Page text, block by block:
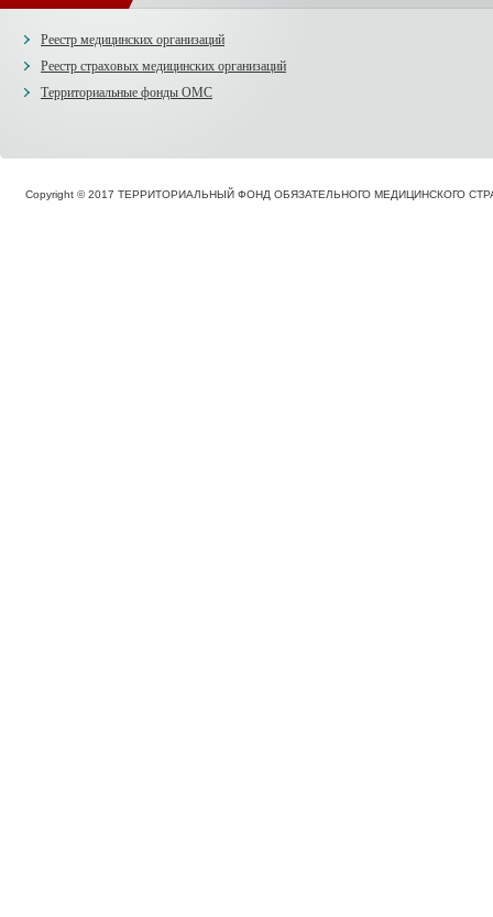
Реестр медицинских организаций
Реестр страховых медицинских организаций
Территориальные фонды ОМС
Copyright © 2017 ТЕРРИТОРИАЛЬНЫЙ ФОНД ОБЯЗАТЕЛЬНОГО МЕДИЦИНСКОГО